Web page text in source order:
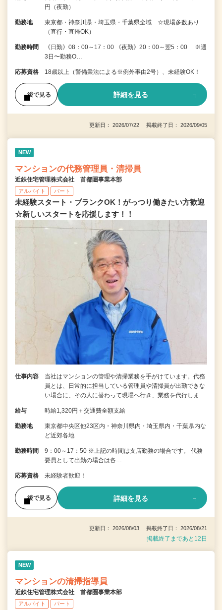
円（夜勤）
勤務地
東京都・神奈川県・埼玉県・千葉県全域 ☆現場多数あり
（直行・直帰OK）
勤務時間
《日勤》08：00～17：00 《夜勤》20：00～翌5：00 ※週
3日〜勤務O…
応募資格 18歳以上（警備業法による※例外事由2号）、未経験OK！
後で見る 詳細を見る
更新日： 2026/07/22 掲載終了日： 2026/09/05
NEW
マンションの代務管理員・清掃員
近鉄住宅管理株式会社 首都圏事業本部
アルバイト パート
未経験スタート・ブランクOK！がっつり働きたい方歓迎
☆新しいスタートを応援します！！
仕事内容
当社はマンションの管理や清掃業務を手がけています。代務
員とは、日常的に担当している管理員や清掃員が出勤できな
い場合に、その人に替わって現場へ行き、業務を代行しま…
給与 時給1,320円＋交通費全額支給
勤務地
東京都中央区他23区内・神奈川県内・埼玉県内・千葉県内な
ど近郊各地
勤務時間
9：00～17：50 ※上記の時間は支店勤務の場合です。 代務
要員として出勤の場合は各…
応募資格 未経験者歓迎！
後で見る 詳細を見る
更新日： 2026/08/03 掲載終了日： 2026/08/21
掲載終了まであと12日
NEW
マンションの清掃指導員
近鉄住宅管理株式会社 首都圏事業本部
アルバイト パート